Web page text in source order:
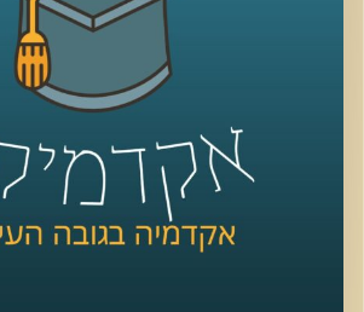
אז בפרק הזה רצינו לעצור רגע ולעשות סדר.
להבין מה באמת קורה באזור שלנו, מה
באוקטובר, ואיך נראית היום המפה
איתנו היום ד”ר שי הר-צבי, מרצה וחוקר בכיר
ואסטרטגיה ב־אוניברסיטת רייכמן, ולשעבר
המשרד לנושאים אסטרטגיים וראש זירה